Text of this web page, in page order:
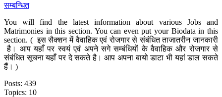
सम्बन्धित
You will find the latest information about various Jobs and
Matrimonies in this section. You can even put your Biodata in this
section. ( इस सैक्शन में वैवाहिक एवं रोजगार से संबंधित ताजातरीन जानकारी
है। आप यहाँ पर स्वयं एवं अपने सगे सम्बंधियों के वैवाहिक और रोजगार से
संबंधित सूचना यहाँ पर दे सकते है। आप अपना बायो डाटा भी यहां डाल सकते
हैं। )
Posts: 439
Topics: 10